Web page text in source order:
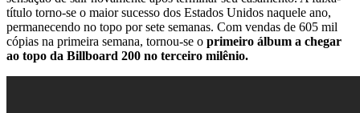
título torno-se o maior sucesso dos Estados Unidos naquele ano,
permanecendo no topo por sete semanas. Com vendas de 605 mil
cópias na primeira semana, tornou-se o primeiro álbum a chegar
ao topo da Billboard 200 no terceiro milênio.